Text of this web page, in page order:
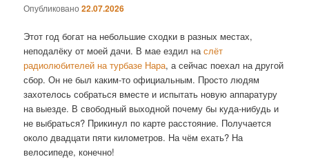
Опубликовано22.07.2026
Этот год богат на небольшие сходки в разных местах,
неподалёку от моей дачи. В мае ездил наслёт
радиолюбителей на турбазе Нара, а сейчас поехал на другой
сбор. Он не был каким-то официальным. Просто людям
захотелось собраться вместе и испытать новую аппаратуру
на выезде. В свободный выходной почему бы куда-нибудь и
не выбраться? Прикинул по карте расстояние. Получается
около двадцати пяти километров. На чём ехать? На
велосипеде, конечно!